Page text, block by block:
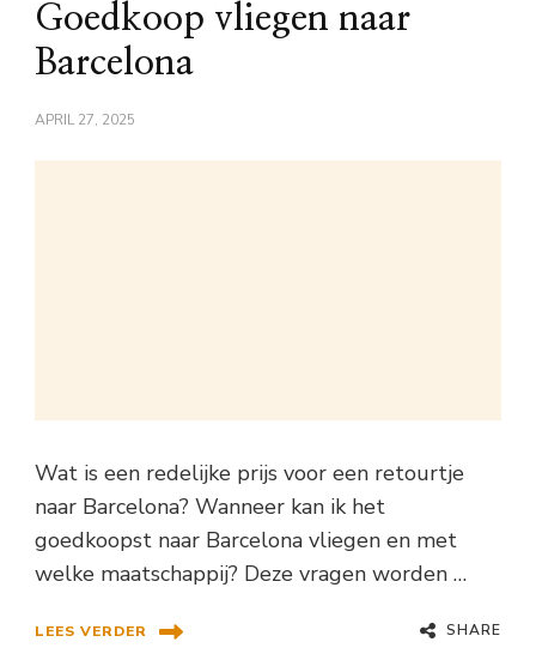
Goedkoop vliegen naar
Barcelona
APRIL 27, 2025
Wat is een redelijke prijs voor een retourtje
naar Barcelona? Wanneer kan ik het
goedkoopst naar Barcelona vliegen en met
welke maatschappij? Deze vragen worden …
LEES VERDER SHARE